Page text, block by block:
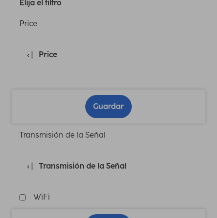
Elija el filtro
Price
Price
Guardar
Transmisión de la Señal
Transmisión de la Señal
WiFi